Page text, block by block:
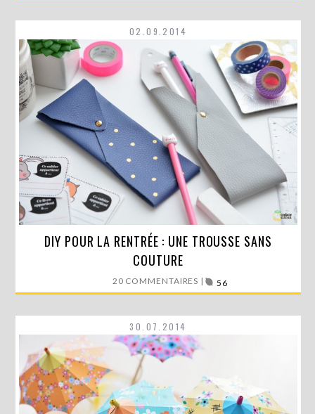
02.09.2014
C’est aujourd’hui la rentrée scolaire ! Après de bonnes
vacances…
LIRE LA SUITE
DIY POUR LA RENTRÉE : UNE TROUSSE SANS
COUTURE
20 COMMENTAIRES | 56
30.07.2014